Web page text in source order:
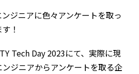
ジニアに色々アンケートを取っ
！
Tech Day 2023にて、実際に現
ジニアからアンケートを取る企